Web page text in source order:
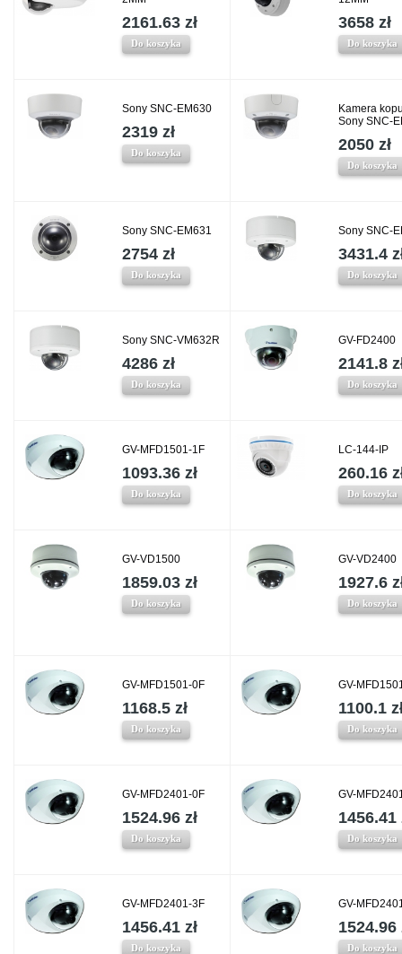
2161.63 zł
Do koszyka
3658 zł
Do koszyka
Sony SNC-EM630
2319 zł
Do koszyka
Kamera
Sony SNC-
2050 zł
Do koszyka
Sony SNC-EM631
2754 zł
Do koszyka
Sony SNC-
3431.4
Do koszyka
Sony SNC-VM632R
4286 zł
Do koszyka
GV-FD2400
2141.8
Do koszyka
GV-MFD1501-1F
1093.36 zł
Do koszyka
LC-144-IP
260.16
Do koszyka
GV-VD1500
1859.03 zł
Do koszyka
GV-VD2400
1927.6
Do koszyka
GV-MFD1501-0F
1168.5 zł
Do koszyka
GV-
1100.1
Do koszyka
GV-MFD2401-0F
1524.96 zł
Do koszyka
GV-
1456.41
Do koszyka
GV-MFD2401-3F
1456.41 zł
Do koszyka
GV-
1524.96
Do koszyka